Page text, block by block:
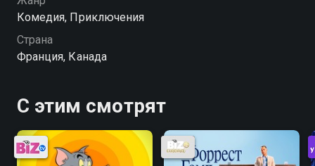
Комедия, Приключения
Страна
Франция, Канада
С этим смотрят